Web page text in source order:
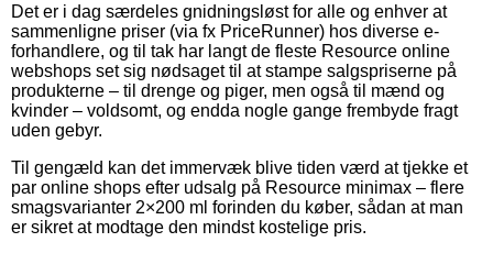
Det er i dag særdeles gnidningsløst for alle og enhver at
sammenligne priser (via fx PriceRunner) hos diverse e-
forhandlere, og til tak har langt de fleste Resource online
webshops set sig nødsaget til at stampe salgspriserne på
produkterne – til drenge og piger, men også til mænd og
kvinder – voldsomt, og endda nogle gange frembyde fragt
uden gebyr.
Til gengæld kan det immervæk blive tiden værd at tjekke et
par online shops efter udsalg på Resource minimax – flere
smagsvarianter 2×200 ml forinden du køber, sådan at man
er sikret at modtage den mindst kostelige pris.